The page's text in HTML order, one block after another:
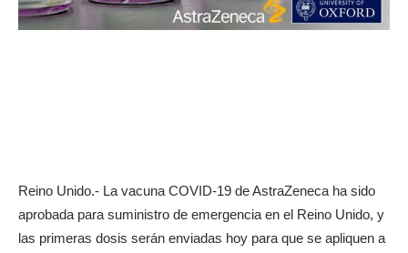
Reino Unido.- La vacuna COVID-19 de AstraZeneca ha sido
aprobada para suministro de emergencia en el Reino Unido, y
las primeras dosis serán enviadas hoy para que se apliquen a